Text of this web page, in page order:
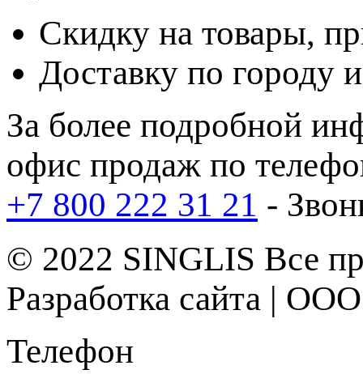
Скидку на товары,
Доставку по городу
За более подробной
офис продаж по
+7 800 222 31 21 -
© 2022 SINGLIS Все
Разработка сайта |
Телефон